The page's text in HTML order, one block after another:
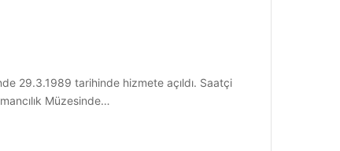
29.3.1989 tarihinde hizmete açıldı. Saatçi
Müzesinde…